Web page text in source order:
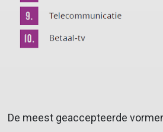
De meest geaccepteerde